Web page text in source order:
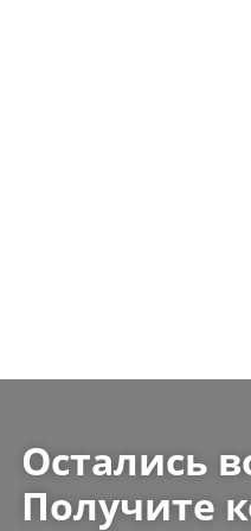
Остались
Получите